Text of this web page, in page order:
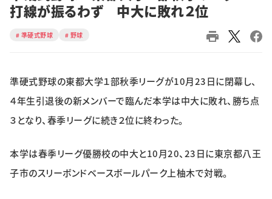
総合
学部・大学院
スポーツ
学生社会
打線が振るわず 中大に敗れ２位
準硬式野球 野球
準硬式野球の東都大学１部秋季リーグが10月23日に閉幕し、
４年生引退後の新メンバーで臨んだ本学は中大に敗れ、勝ち点
３となり、春季リーグに続き２位に終わった。
本学は春季リーグ優勝校の中大と10月20、23日に東京都八王
子市のスリーボンドベースボールパーク上柚木で対戦。